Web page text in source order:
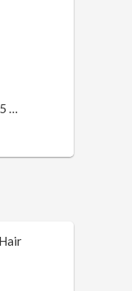
…